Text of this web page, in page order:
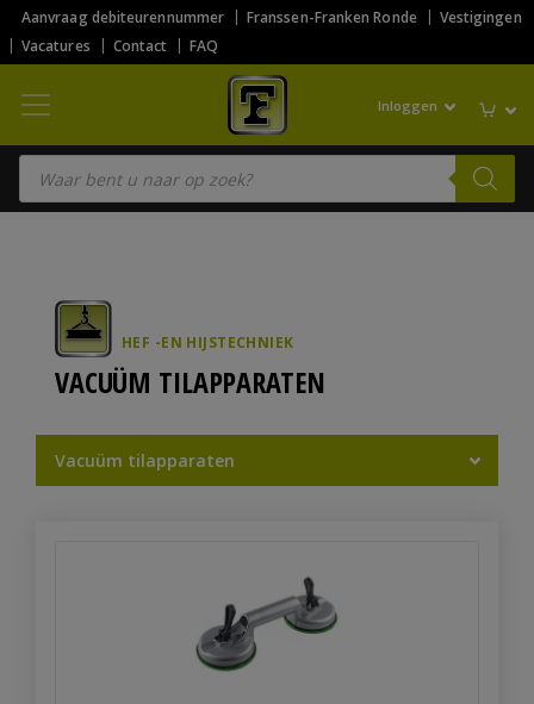
Aanvraag debiteurennummer Franssen-Franken Ronde
Vestigingen
Vacatures
Contact FAQ
Inloggen
Producten zoeken
HEF -EN HIJSTECHNIEK
VACUÜM TILAPPARATEN
Vacuüm tilapparaten